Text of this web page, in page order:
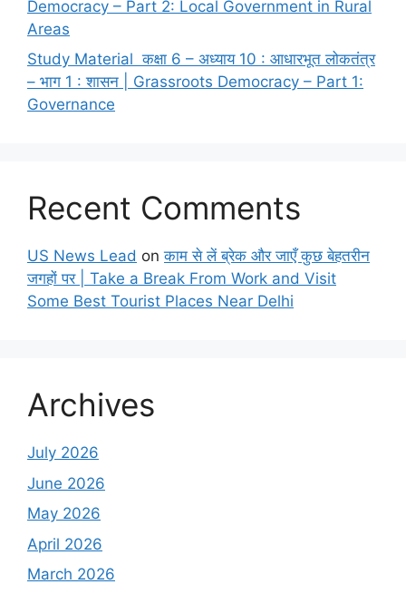
Democracy – Part 2: Local Government in Rural
Areas
Study Material कक्षा 6 – अध्याय 10 : आधारभूत लोकतंत्र
– भाग 1 : शासन | Grassroots Democracy – Part 1:
Governance
Recent Comments
US News Lead onकाम से लें ब्रेक और जाएँ कुछ बेहतरीन
जगहों पर | Take a Break From Work and Visit
Some Best Tourist Places Near Delhi
Archives
July 2026
June 2026
May 2026
April 2026
March 2026